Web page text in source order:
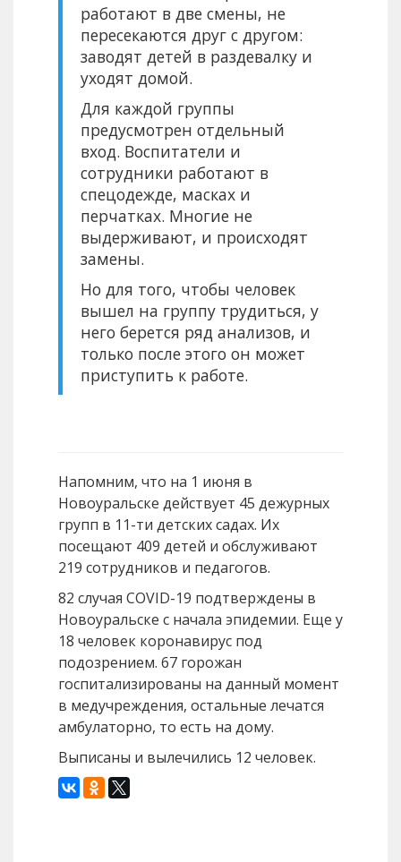
работают в две смены, не
пересекаются друг с другом:
заводят детей в раздевалку и
уходят домой.
Для каждой группы
предусмотрен отдельный
вход. Воспитатели и
сотрудники работают в
спецодежде, масках и
перчатках. Многие не
выдерживают, и происходят
замены.
Но для того, чтобы человек
вышел на группу трудиться, у
него берется ряд анализов, и
только после этого он может
приступить к работе.
Напомним, что на 1 июня в
Новоуральске действует 45 дежурных
групп в 11-ти детских садах. Их
посещают 409 детей и обслуживают
219 сотрудников и педагогов.
82 случая COVID-19 подтверждены в
Новоуральске с начала эпидемии. Еще у
18 человек коронавирус под
подозрением. 67 горожан
госпитализированы на данный момент
в медучреждения, остальные лечатся
амбулаторно, то есть на дому.
Выписаны и вылечились 12 человек.